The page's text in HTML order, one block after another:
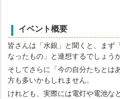
イベント概要
皆さんは「水銀」と聞くと、まず
なったもの」と連想するでしょうか
そしてさらに「今の自分たちとは
方も多いかもしれません。
けれども、実際には電灯や電池な